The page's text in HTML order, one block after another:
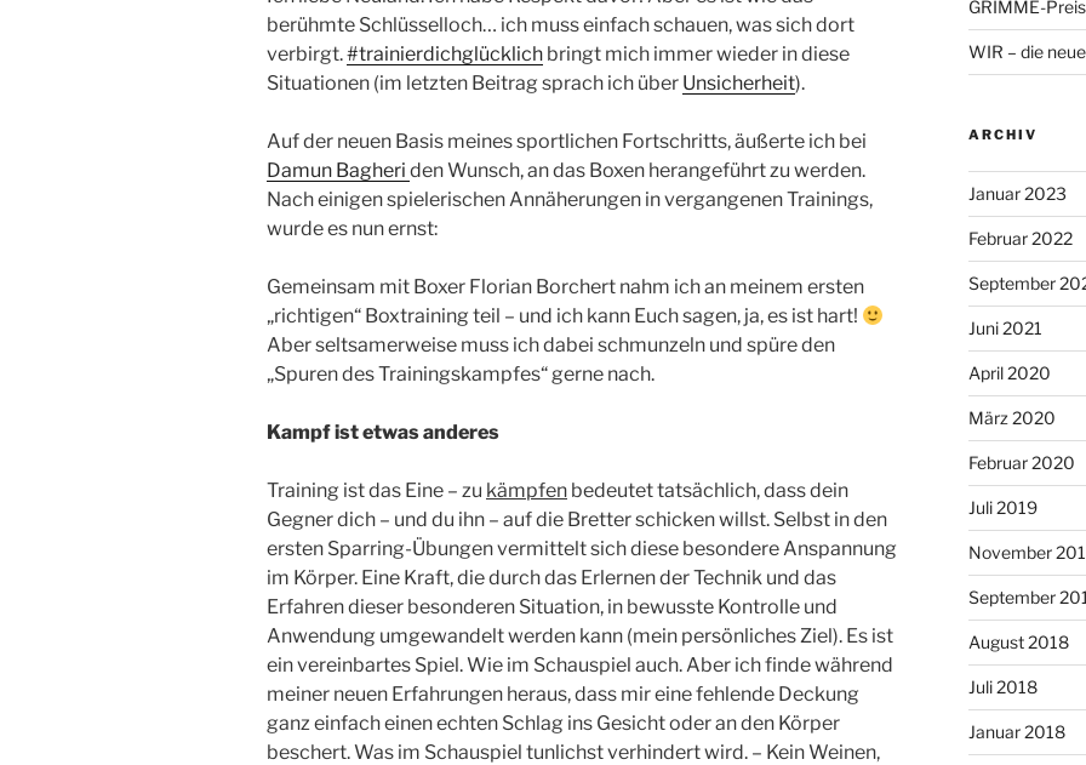
berühmte Schlüsselloch… ich muss einfach schauen, was sich dort
verbirgt.#trainierdichglücklich bringt mich immer wieder in diese
Situationen (im letzten Beitrag sprach ich über Unsicherheit).
Auf der neuen Basis meines sportlichen Fortschritts, äußerte ich bei
Damun Bagheri den Wunsch, an das Boxen herangeführt zu werden.
Nach einigen spielerischen Annäherungen in vergangenen Trainings,
wurde es nun ernst:
Gemeinsam mit Boxer Florian Borchert nahm ich an meinem ersten
„richtigen“ Boxtraining teil – und ich kann Euch sagen, ja, es ist hart!
Aber seltsamerweise muss ich dabei schmunzeln und spüre den
„Spuren des Trainingskampfes“ gerne nach.
Kampf ist etwas anderes
Training ist das Eine – zu kämpfen bedeutet tatsächlich, dass dein
Gegner dich – und du ihn – auf die Bretter schicken willst. Selbst in den
ersten Sparring-Übungen vermittelt sich diese besondere Anspannung
im Körper. Eine Kraft, die durch das Erlernen der Technik und das
Erfahren dieser besonderen Situation, in bewusste Kontrolle und
Anwendung umgewandelt werden kann (mein persönliches Ziel). Es ist
ein vereinbartes Spiel. Wie im Schauspiel auch. Aber ich finde während
meiner neuen Erfahrungen heraus, dass mir eine fehlende Deckung
ganz einfach einen echten Schlag ins Gesicht oder an den Körper
beschert. Was im Schauspiel tunlichst verhindert wird. – Kein Weinen,
GRIMME-
WIR – die
ARCHIV
Januar 2023
Februar 2022
September
Juni 2021
April 2020
März 2020
Februar 2020
Juli 2019
November
September
August 2018
Juli 2018
Januar 2018